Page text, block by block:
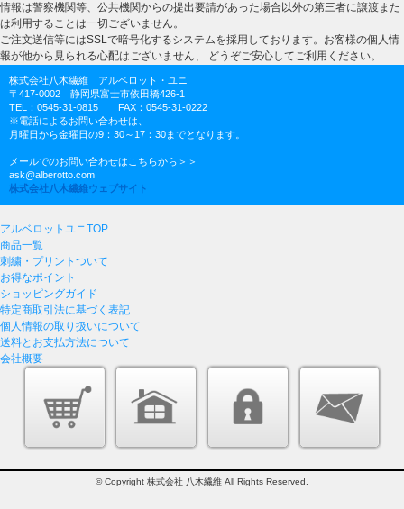
情報は警察機関等、公共機関からの提出要請があった場合以外の第三者に譲渡また
は利用することは一切ございません。
ご注文送信等にはSSLで暗号化するシステムを採用しております。お客様の個人情
報が他から見られる心配はございません、 どうぞご安心してご利用ください。
株式会社八木繊維 アルベロット・ユニ
〒417-0002 静岡県富士市依田橋426-1
TEL：0545-31-0815 FAX：0545-31-0222
※電話によるお問い合わせは、
月曜日から金曜日の9：30～17：30までとなります。
メールでのお問い合わせはこちらから＞＞
ask@alberotto.com
株式会社八木繊維ウェブサイト
アルベロットユニTOP
商品一覧
刺繍・プリントついて
お得なポイント
ショッピングガイド
特定商取引法に基づく表記
個人情報の取り扱いについて
送料とお支払方法について
会社概要
© Copyright 株式会社 八木繊維 All Rights Reserved.